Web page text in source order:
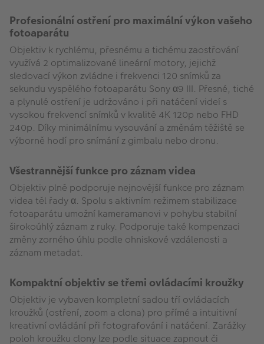
Profesionální ostření pro maximální výkon vašeho
fotoaparátu
Objektiv k rychlému, přesnému a tichému zaostřování
využívá 2 optimalizované lineární motory, jejichž
sledovací výkon zvládne i frekvenci 120 snímků za
sekundu vyspělého fotoaparátu Sony α9 III. Přesné, tiché
a plynulé ostření je udržováno i při natáčení videí s
vysokou frekvencí snímků v kvalitě 4K 120p nebo FHD
240p. Díky minimálnímu vysouvání a změnám těžiště se
výborně hodí pro snímání z gimbalu nebo dronu.
Všestrannější funkce pro záznam videa
Objektiv plně podporuje nejnovější funkce pro záznam
videa těl řady α. Spolu s aktivním režimem stabilizace
fotoaparátu umožní kameramanovi v pohybu stabilní
širokoúhlý záznam z ruky. Podporuje také kompenzaci
změny zorného úhlu podle ohniskové vzdálenosti a
záznam metadat.
Kompaktní objektiv se třemi ovládacími kroužky
Objektiv je vybaven kompletní sadou tří ovládacích
kroužků (ostření, zoom a clona) pro přímé a intuitivní
kreativní ovládání při fotografování i natáčení. Zarážky
poloh kroužku clony lze podle situace zapnout či